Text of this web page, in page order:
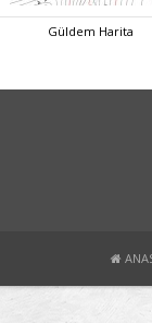
Güldem Harita